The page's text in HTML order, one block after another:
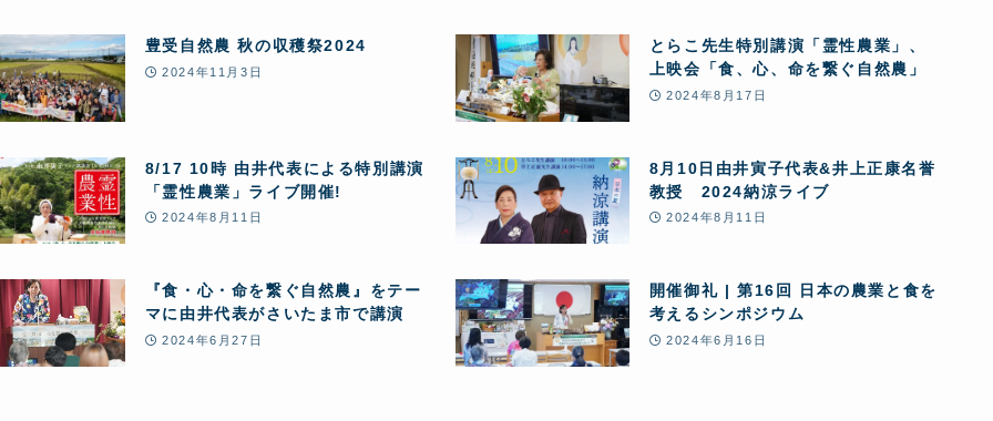
豊受自然農 秋の収穫祭2024
2024年11月3日
とらこ先生特別講演「霊性農業」、
上映会「食、心、命を繋ぐ自然農」
2024年8月17日
8/17 10時 由井代表による特別講演
「霊性農業」ライブ開催!
2024年8月11日
8月10日由井寅子代表&井上正康名誉
教授 2024納涼ライブ
2024年8月11日
『食・心・命を繋ぐ自然農』をテー
マに由井代表がさいたま市で講演
2024年6月27日
開催御礼 | 第16回 日本の農業と食を
考えるシンポジウム
2024年6月16日